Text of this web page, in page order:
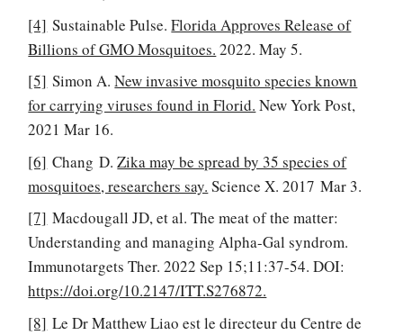
[4] Sustainable Pulse.Florida Approves Release of
Billions of GMO Mosquitoes. 2022. May 5.
[5] Simon A.New invasive mosquito species known
for carrying viruses found in Florid. New York Post,
2021 Mar 16.
[6] Chang D.Zika may be spread by 35 species of
mosquitoes, researchers say. Science X. 2017 Mar 3.
[7] Macdougall JD, et al. The meat of the matter:
Understanding and managing Alpha-Gal syndrom.
Immunotargets Ther. 2022 Sep 15;11:37-54. DOI:
https://doi.org/10.2147/ITT.S276872.
[8] Le Dr Matthew Liao est le directeur du Centre de